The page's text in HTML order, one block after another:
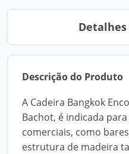
Descrição do Produto
A Cadeira Bangkok
Bachot, é indicada
comerciais, como
estrutura de madeira